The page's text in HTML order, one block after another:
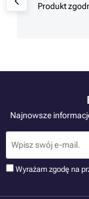
Produkt
Najnowsze
Wyrażam zgodę na